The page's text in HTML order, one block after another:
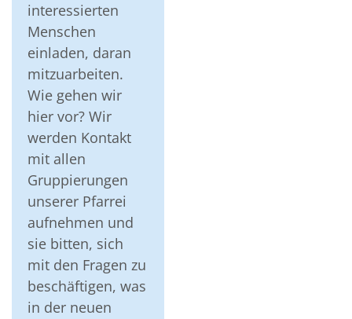
interessierten
Menschen
einladen, daran
mitzuarbeiten.
Wie gehen wir
hier vor? Wir
werden Kontakt
mit allen
Gruppierungen
unserer Pfarrei
aufnehmen und
sie bitten, sich
mit den Fragen zu
beschäftigen, was
in der neuen